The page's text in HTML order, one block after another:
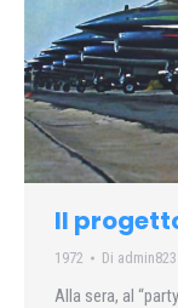
Il
1972 Di
Alla sera, al